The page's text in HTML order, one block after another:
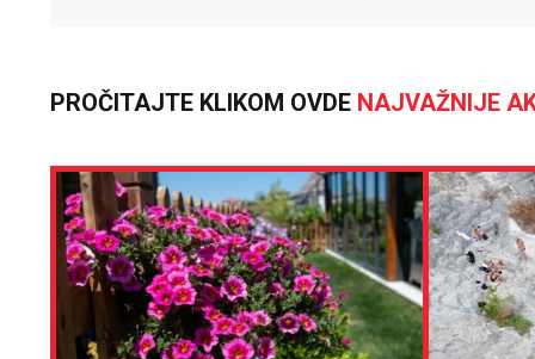
PROČITAJTE KLIKOM OVDE NAJVAŽNIJE